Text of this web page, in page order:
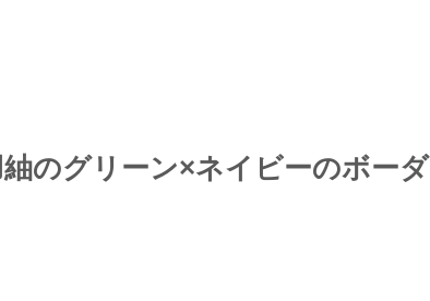
のグリーン×ネイビーのボーダ